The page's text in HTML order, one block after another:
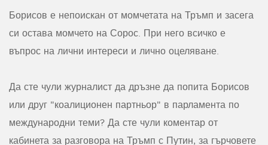
Борисов е непоискан от момчетата на Тръмп и засега
си остава момчето на Сорос. При него всичко е
въпрос на лични интереси и лично оцеляване.
Да сте чули журналист да дръзне да попита Борисов
или друг "коалиционен партньор" в парламента по
международни теми? Да сте чули коментар от
кабинета за разговора на Тръмп с Путин, за гърчовете